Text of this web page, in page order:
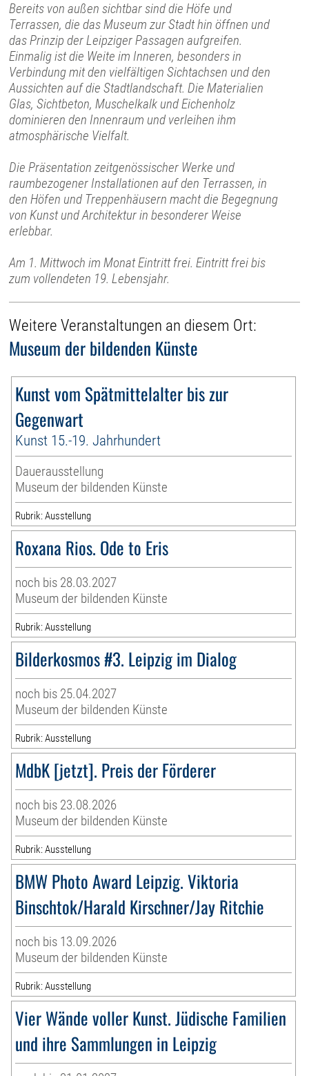
Bereits von außen sichtbar sind die Höfe und
Terrassen, die das Museum zur Stadt hin öffnen und
das Prinzip der Leipziger Passagen aufgreifen.
Einmalig ist die Weite im Inneren, besonders in
Verbindung mit den vielfältigen Sichtachsen und den
Aussichten auf die Stadtlandschaft. Die Materialien
Glas, Sichtbeton, Muschelkalk und Eichenholz
dominieren den Innenraum und verleihen ihm
atmosphärische Vielfalt.
Die Präsentation zeitgenössischer Werke und
raumbezogener Installationen auf den Terrassen, in
den Höfen und Treppenhäusern macht die Begegnung
von Kunst und Architektur in besonderer Weise
erlebbar.
Am 1. Mittwoch im Monat Eintritt frei. Eintritt frei bis
zum vollendeten 19. Lebensjahr.
Weitere Veranstaltungen an diesem Ort:
Museum der bildenden Künste
Kunst vom Spätmittelalter bis zur
Gegenwart
Kunst 15.-19. Jahrhundert
Dauerausstellung
Museum der bildenden Künste
Rubrik: Ausstellung
Roxana Rios. Ode to Eris
noch bis 28.03.2027
Museum der bildenden Künste
Rubrik: Ausstellung
Bilderkosmos #3. Leipzig im Dialog
noch bis 25.04.2027
Museum der bildenden Künste
Rubrik: Ausstellung
MdbK [jetzt]. Preis der Förderer
noch bis 23.08.2026
Museum der bildenden Künste
Rubrik: Ausstellung
BMW Photo Award Leipzig. Viktoria
Binschtok/Harald Kirschner/Jay Ritchie
noch bis 13.09.2026
Museum der bildenden Künste
Rubrik: Ausstellung
Vier Wände voller Kunst. Jüdische Familien
und ihre Sammlungen in Leipzig